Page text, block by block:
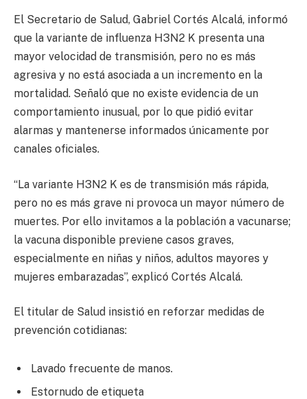
El Secretario de Salud, Gabriel Cortés Alcalá, informó
que la variante de influenza H3N2 K presenta una
mayor velocidad de transmisión, pero no es más
agresiva y no está asociada a un incremento en la
mortalidad. Señaló que no existe evidencia de un
comportamiento inusual, por lo que pidió evitar
alarmas y mantenerse informados únicamente por
canales oficiales.
“La variante H3N2 K es de transmisión más rápida,
pero no es más grave ni provoca un mayor número de
muertes. Por ello invitamos a la población a vacunarse;
la vacuna disponible previene casos graves,
especialmente en niñas y niños, adultos mayores y
mujeres embarazadas”, explicó Cortés Alcalá.
El titular de Salud insistió en reforzar medidas de
prevención cotidianas:
Lavado frecuente de manos.
Estornudo de etiqueta